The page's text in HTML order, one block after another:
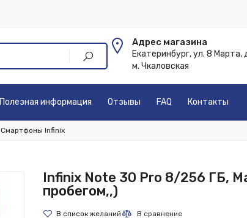
Адрес магазина
Екатеринбург, ул. 8
м. Чкаловская
Полезная информация Отзывы FAQ Контакты
Смартфоны Infinix
Infinix Note 30 Pro 8/256 ГБ,
пробегом,,)